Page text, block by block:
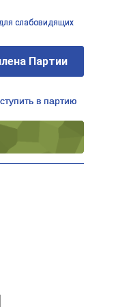
слабовидящих
Партии
в партию
слабовидящих
Партии
в партию